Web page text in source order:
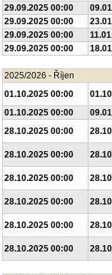
29.09.2025 00:00
29.09.2025 00:00
29.09.2025 00:00
29.09.2025 00:00
2025/2026 - Říjen
01.10.2025 00:00
01.10.2025 00:00
28.10.2025 00:00
28.10.2025 00:00
28.10.2025 00:00
28.10.2025 00:00
28.10.2025 00:00
28.10.2025 00:00